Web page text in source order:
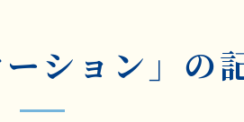
ーション」の